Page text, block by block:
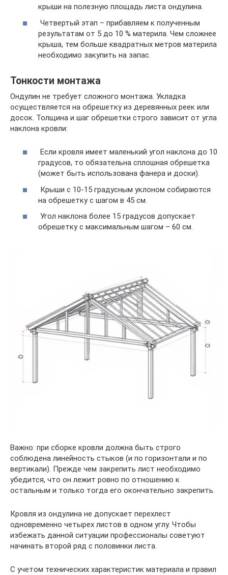
крыши на полезную площадь листа ондулина.
Четвертый этап – прибавляем к полученным
результатам от 5 до 10 % материла. Чем сложнее
крыша, тем больше квадратных метров материла
необходимо закупить на запас.
Тонкости монтажа
Ондулин не требует сложного монтажа. Укладка
осуществляется на обрешетку из деревянных реек или
досок. Толщина и шаг обрешетки строго зависит от угла
наклона кровли:
Если кровля имеет маленький угол наклона до 10
градусов, то обязательна сплошная обрешетка
(может быть использована фанера и доски).
Крыши с 10-15 градусным уклоном собираются
на обрешетку с шагом в 45 см.
Угол наклона более 15 градусов допускает
обрешетку с максимальным шагом – 60 см.
Важно: при сборке кровли должна быть строго
соблюдена линейность стыков (и по горизонтали и по
вертикали). Прежде чем закрепить лист необходимо
убедится, что он лежит ровно по отношению к
остальным и только тогда его окончательно закрепить.
Кровля из ондулина не допускает перехлест
одновременно четырех листов в одном углу. Чтобы
избежать данной ситуации профессионалы советуют
начинать второй ряд с половинки листа.
С учетом технических характеристик материала и правил